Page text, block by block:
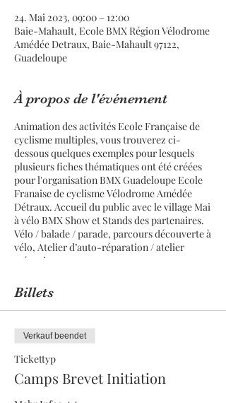
24. Mai 2023, 09:00 – 12:00
Baie-Mahault, Ecole BMX Région Vélodrome
Amédée Detraux, Baie-Mahault 97122,
Guadeloupe
À propos de l'événement
Animation des activités Ecole Française de
cyclisme multiples, vous trouverez ci-
dessous quelques exemples pour lesquels
plusieurs fiches thématiques ont été créées
pour l'organisation BMX Guadeloupe Ecole
Franaise de cyclisme Vélodrome Amédée
Détraux. Accueil du public avec le village Mai
à vélo BMX Show et Stands des partenaires.
Vélo / balade / parade, parcours découverte à
vélo, Atelier d’auto-réparation / atelier
mécanique.
Promotion Ecole FRanançaise de cyclisme
TEAM29M
Sous réserve de modifications, les horaires
peuvent être adaptés en fonction de la météo.
Accueil du public avec le village BMX Show
et Stands des partenaires.
Billets
Verkauf beendet
Tickettyp
Camps Brevet Initiation